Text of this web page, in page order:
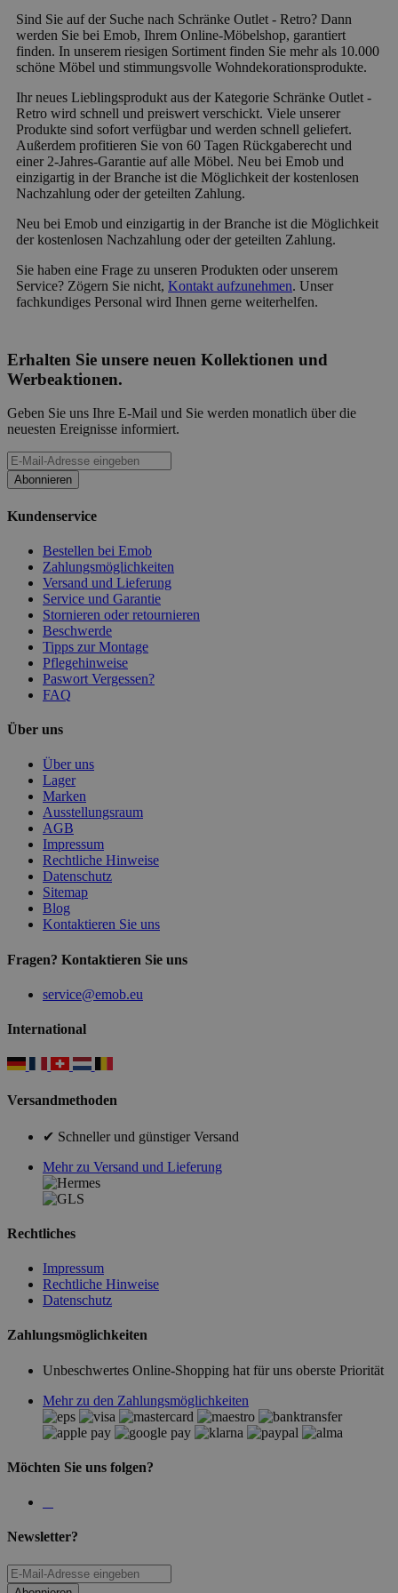
Sind Sie auf der Suche nach Schränke Outlet - Retro? Dann
werden Sie bei Emob, Ihrem Online-Möbelshop, garantiert
finden. In unserem riesigen Sortiment finden Sie mehr als 10.000
schöne Möbel und stimmungsvolle Wohndekorationsprodukte.
Ihr neues Lieblingsprodukt aus der Kategorie Schränke Outlet -
Retro wird schnell und preiswert verschickt. Viele unserer
Produkte sind sofort verfügbar und werden schnell geliefert.
Außerdem profitieren Sie von 60 Tagen Rückgaberecht und
einer 2-Jahres-Garantie auf alle Möbel. Neu bei Emob und
einzigartig in der Branche ist die Möglichkeit der kostenlosen
Nachzahlung oder der geteilten Zahlung.
Neu bei Emob und einzigartig in der Branche ist die Möglichkeit
der kostenlosen Nachzahlung oder der geteilten Zahlung.
Sie haben eine Frage zu unseren Produkten oder unserem
Service? Zögern Sie nicht, Kontakt aufzunehmen. Unser
fachkundiges Personal wird Ihnen gerne weiterhelfen.
Erhalten Sie unsere neuen Kollektionen und
Werbeaktionen.
Geben Sie uns Ihre E-Mail und Sie werden monatlich über die
neuesten Ereignisse informiert.
Abonnieren
Kundenservice
Bestellen bei Emob
Zahlungsmöglichkeiten
Versand und Lieferung
Service und Garantie
Stornieren oder retournieren
Beschwerde
Tipps zur Montage
Pflegehinweise
Paswort Vergessen?
FAQ
Über uns
Über uns
Lager
Marken
Ausstellungsraum
AGB
Impressum
Rechtliche Hinweise
Datenschutz
Sitemap
Blog
Kontaktieren Sie uns
Fragen? Kontaktieren Sie uns
service@emob.eu
International
Versandmethoden
✔ Schneller und günstiger Versand
Mehr zu Versand und Lieferung
Rechtliches
Impressum
Rechtliche Hinweise
Datenschutz
Zahlungsmöglichkeiten
Unbeschwertes Online-Shopping hat für uns oberste Priorität
Mehr zu den Zahlungsmöglichkeiten
Möchten Sie uns folgen?
Newsletter?